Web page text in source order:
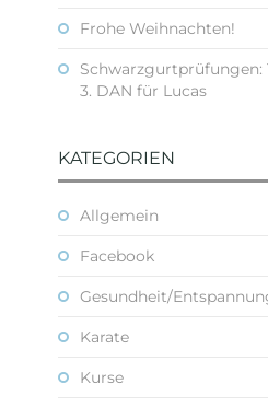
Frohe Weihnachten!
Schwarzgurtprüfungen:
3. DAN für Lucas
KATEGORIEN
Allgemein
Facebook
Gesundheit/
Karate
Kurse